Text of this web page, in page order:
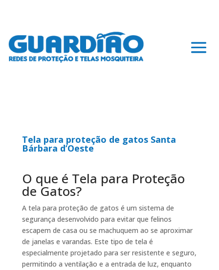
Tela para proteção de gatos Santa
Bárbara d’Oeste
O que é Tela para Proteção
de Gatos?
A tela para proteção de gatos é um sistema de
segurança desenvolvido para evitar que felinos
escapem de casa ou se machuquem ao se aproximar
de janelas e varandas. Este tipo de tela é
especialmente projetado para ser resistente e seguro,
permitindo a ventilação e a entrada de luz, enquanto